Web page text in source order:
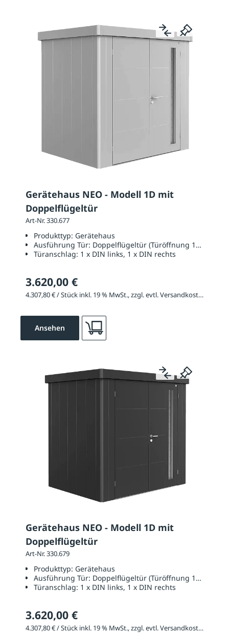
Gerätehaus NEO - Modell 1D mit
Doppelflügeltür
Art-Nr. 330.677
Produkttyp: Gerätehaus
Ausführung Tür: Doppelflügeltür (Türöffnung 1670 x
Türanschlag: 1 x DIN links, 1 x DIN rechts
3.620,00 €
4.307,80 € / Stück inkl. 19 % MwSt., zzgl. evtl. Versandkosten
Ansehen
Gerätehaus NEO - Modell 1D mit
Doppelflügeltür
Art-Nr. 330.679
Produkttyp: Gerätehaus
Ausführung Tür: Doppelflügeltür (Türöffnung 1670 x
Türanschlag: 1 x DIN links, 1 x DIN rechts
3.620,00 €
4.307,80 € / Stück inkl. 19 % MwSt., zzgl. evtl. Versandkosten